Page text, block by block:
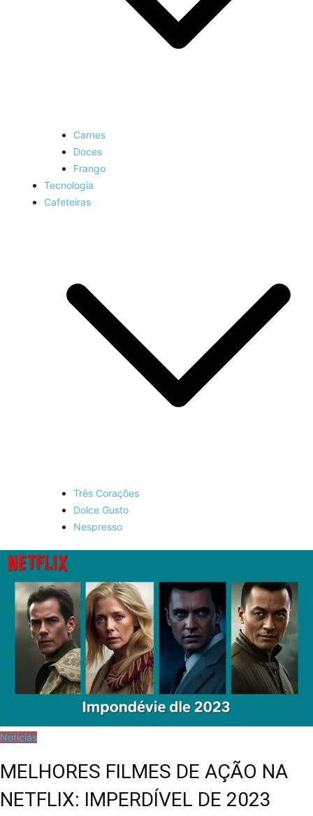
Carnes
Doces
Frango
Tecnologia
Cafeteiras
Três Corações
Dolce Gusto
Nespresso
Notícias
MELHORES FILMES DE AÇÃO NA
NETFLIX: IMPERDÍVEL DE 2023